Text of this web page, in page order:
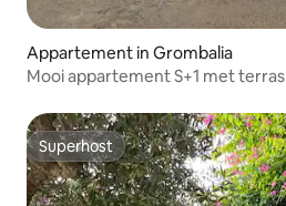
Appartement in Grombalia
Mooi appartement S+1 met terras
Superhost
Superhost